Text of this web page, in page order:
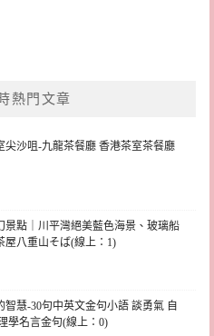
熱門文章
尖沙咀-九龍茶餐廳 香港茶室茶餐廳
景點｜川平灣絕美藍色海景、玻璃船
屋八重山そば(線上：1)
智慧-30句中英文金句小語 談勇氣 自
學名言金句(線上：0)